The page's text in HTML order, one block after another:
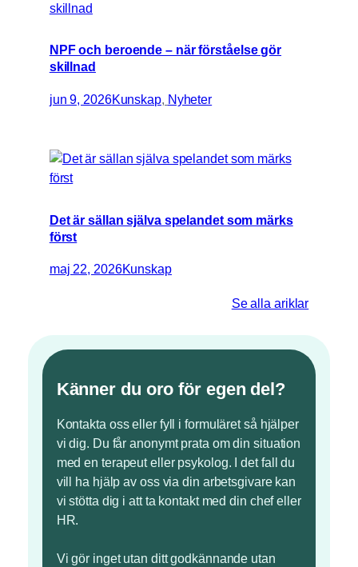
NPF och beroende – när förståelse gör
skillnad
jun 9, 2026Kunskap, Nyheter
Det är sällan själva spelandet som märks
först
maj 22, 2026Kunskap
Se alla ariklar
Känner du oro för egen del?
Kontakta oss eller fyll i formuläret så hjälper
vi dig. Du får anonymt prata om din situation
med en terapeut eller psykolog. I det fall du
vill ha hjälp av oss via din arbetsgivare kan
vi stötta dig i att ta kontakt med din chef eller
HR.
Vi gör inget utan ditt godkännande utan